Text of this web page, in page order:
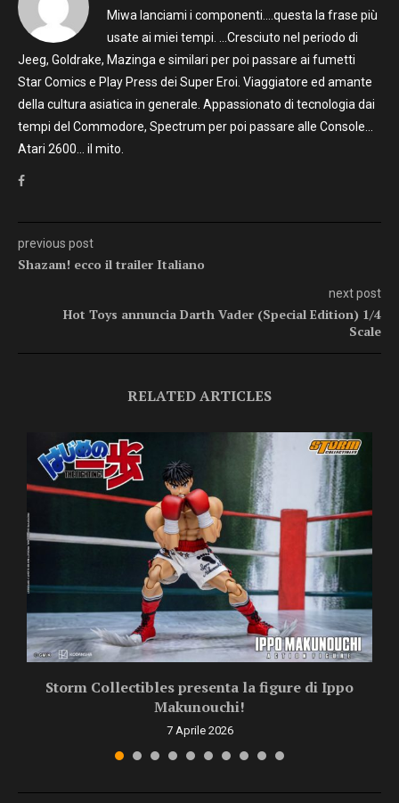
Miwa lanciami i componenti….questa la frase più
usate ai miei tempi. …Cresciuto nel periodo di
Jeeg, Goldrake, Mazinga e similari per poi passare ai fumetti
Star Comics e Play Press dei Super Eroi. Viaggiatore ed amante
della cultura asiatica in generale. Appassionato di tecnologia dai
tempi del Commodore, Spectrum per poi passare alle Console…
Atari 2600… il mito.
previous post
Shazam! ecco il trailer Italiano
next post
Hot Toys annuncia Darth Vader (Special Edition) 1/4
Scale
RELATED ARTICLES
Storm Collectibles presenta la figure di Ippo
Makunouchi!
7 Aprile 2026